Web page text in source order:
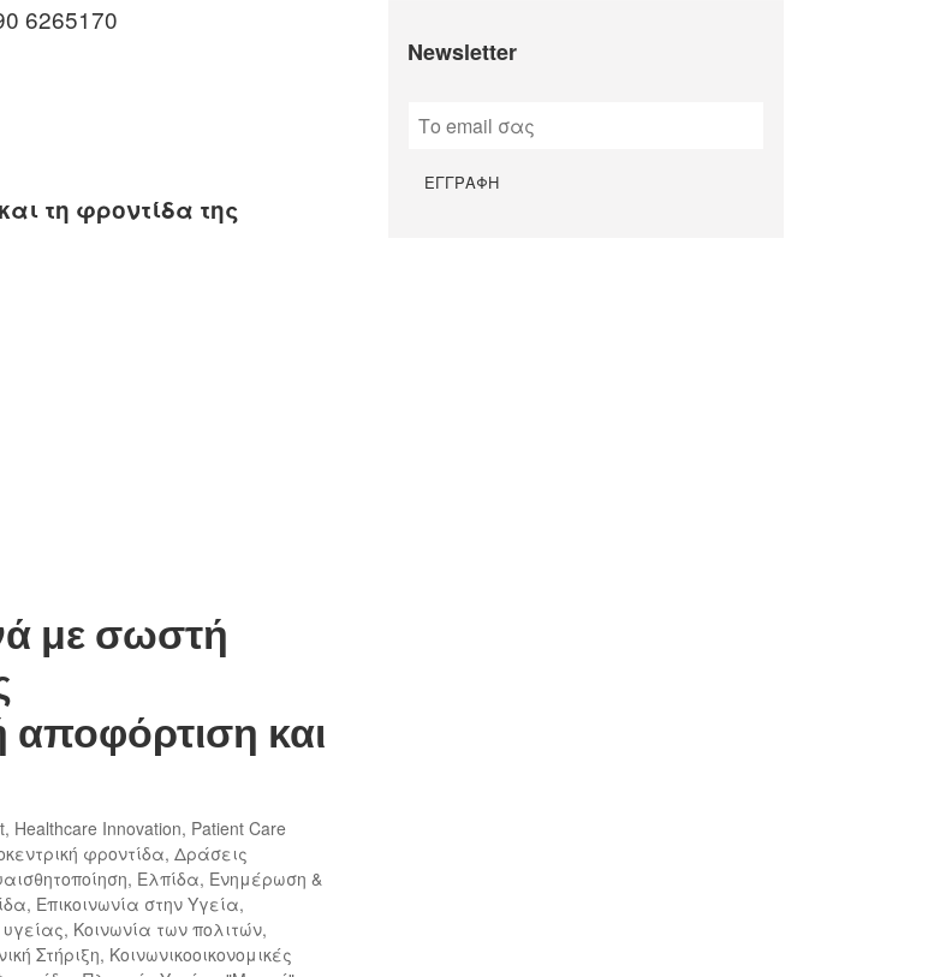
6265170
τη φροντίδα της
με σωστή
και
, Healthcare Innovation, Patient Care
φροντίδα,Δράσεις
, Ελπίδα, Ενημέρωση &
, Επικοινωνία στην Υγεία,
, Κοινωνία των πολιτών,
Στήριξη, Κοινωνικοοικονομικές
Newsletter